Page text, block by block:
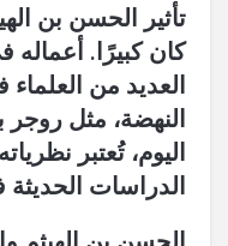
تأثير الحسن بن
كان كبيرًا.
العديد من
النهضة، مثل
اليوم، تُعتبر
الدراسات